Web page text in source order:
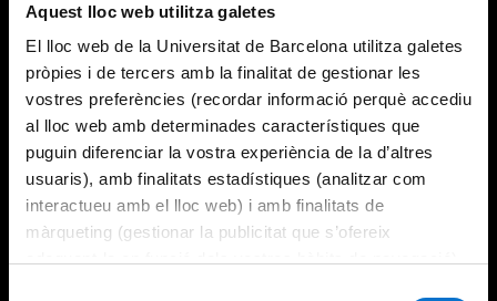
Aquest lloc web utilitza galetes
El lloc web de la Universitat de Barcelona utilitza galetes
pròpies i de tercers amb la finalitat de gestionar les
vostres preferències (recordar informació perquè accediu
al lloc web amb determinades característiques que
puguin diferenciar la vostra experiència de la d’altres
usuaris), amb finalitats estadístiques (analitzar com
interactueu amb el lloc web) i amb finalitats de
màrqueting (gestionar la publicitat que s’ofereix